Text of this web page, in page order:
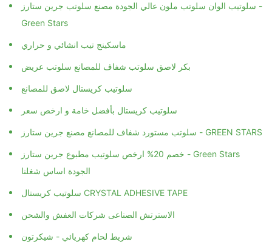
سلوتيب الوان سلوتب ملون عالي الجودة مصنع سلوتب جرين ستارز -
Green Stars
ماسكينج تيب انشائي و حراري
بكر لاصق سلوتب شفاف للمصانع سلوتب عريض
سلوتيب كريستال لاصق للمصانع
سلوتيب كريستال بأفضل خامة و ارخص سعر
سلوتب مستورد شفاف للمصانع مصنع جرين ستارز - GREEN STARS
خصم 20% ارخص سلوتيب مطبوع جرين ستارز - Green Stars
الجودة اساس شغلنا
سلوتيب كريستال CRYSTAL ADHESIVE TAPE
الاسترتش الصناعى شركات العفش والشحن
شريط لحام كهريائي - شيكرتون